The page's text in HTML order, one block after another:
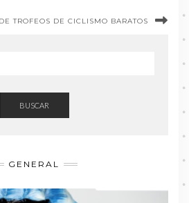
TROFEOS DE CICLISMO BARATOS
BUSCAR
GENERAL